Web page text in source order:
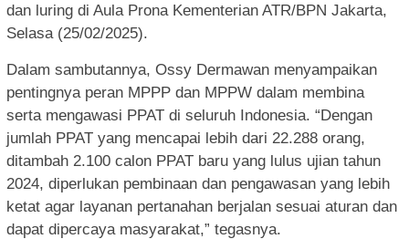
dan luring di Aula Prona Kementerian ATR/BPN Jakarta,
Selasa (25/02/2025).
Dalam sambutannya, Ossy Dermawan menyampaikan
pentingnya peran MPPP dan MPPW dalam membina
serta mengawasi PPAT di seluruh Indonesia. “Dengan
jumlah PPAT yang mencapai lebih dari 22.288 orang,
ditambah 2.100 calon PPAT baru yang lulus ujian tahun
2024, diperlukan pembinaan dan pengawasan yang lebih
ketat agar layanan pertanahan berjalan sesuai aturan dan
dapat dipercaya masyarakat,” tegasnya.